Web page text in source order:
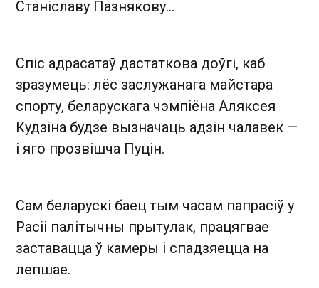
Станіславу Пазнякову...
Спіс адрасатаў дастаткова доўгі, каб
зразумець: лёс заслужанага майстара
спорту, беларускага чэмпіёна Аляксея
Кудзіна будзе вызначаць адзін чалавек —
і яго прозвішча Пуцін.
Сам беларускі баец тым часам папрасіў у
Расіі палітычны прытулак, працягвае
заставацца ў камеры і спадзяецца на
лепшае.